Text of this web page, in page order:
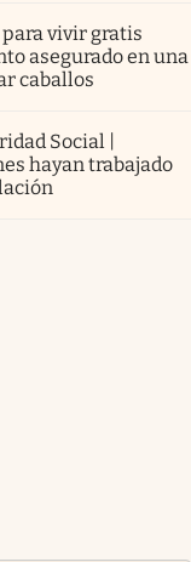
vivir gratis
asegurado en una
caballos
Social |
hayan trabajado